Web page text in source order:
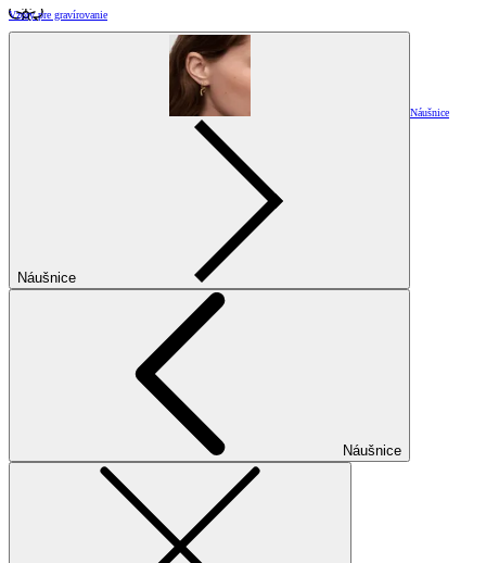
Vzory pre gravírovanie
Náušnice
Náušnice
Náušnice